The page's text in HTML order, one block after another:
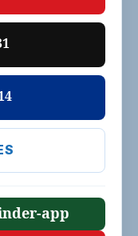
app